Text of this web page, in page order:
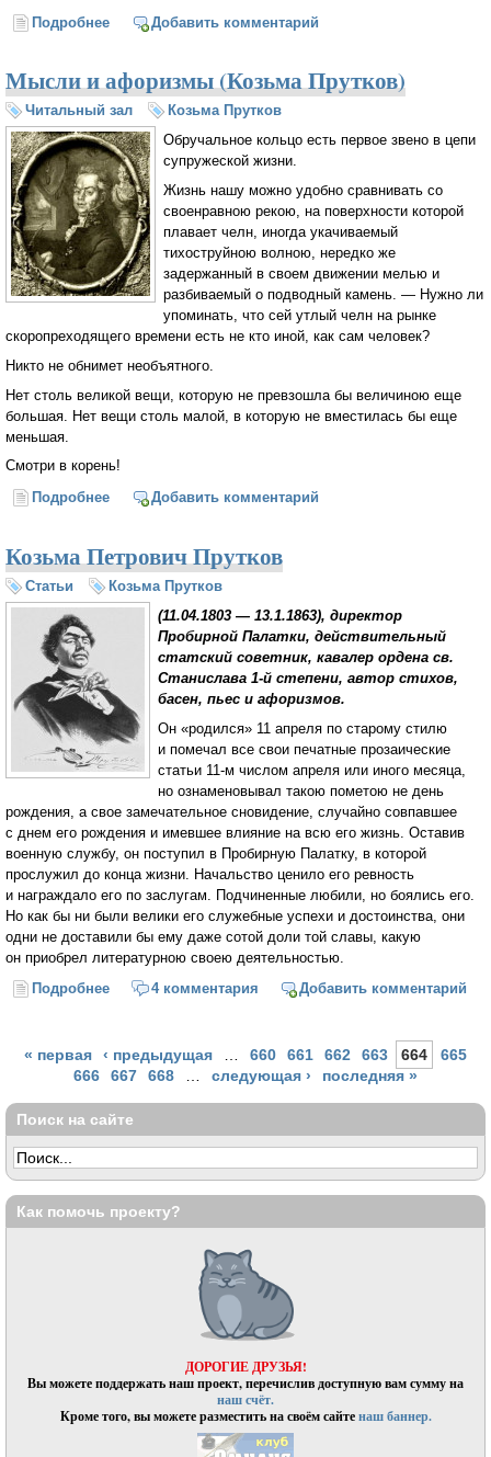
Подробнее о Архимандрит Иоанн (Крестьянкин) как лекарь от
Добавить комментарий
Мысли и афоризмы (Козьма Прутков)
Читальный зал
Козьма Прутков
Обручальное кольцо есть первое звено в цепи
супружеской жизни.
Жизнь нашу можно удобно сравнивать со
своенравною рекою, на поверхности которой
плавает челн, иногда укачиваемый
тихоструйною волною, нередко же
задержанный в своем движении мелью и
разбиваемый о подводный камень. — Нужно ли
упоминать, что сей утлый челн на рынке
скоропреходящего времени есть не кто иной, как сам человек?
Никто не обнимет необъятного.
Нет столь великой вещи, которую не превзошла бы величиною еще
большая. Нет вещи столь малой, в которую не вместилась бы еще
меньшая.
Смотри в корень!
Подробнее о Мысли и афоризмы (Козьма Прутков)
Добавить комментарий
Козьма Петрович Прутков
Статьи
Козьма Прутков
(11.04.1803 — 13.1.1863), директор
Пробирной Палатки, действительный
статский советник, кавалер ордена св.
Станислава 1-й степени, автор стихов,
басен, пьес и афоризмов.
Он «родился» 11 апреля по старому стилю
и помечал все свои печатные прозаические
статьи 11-м числом апреля или иного месяца,
но ознаменовывал такою пометою не день
рождения, а свое замечательное сновидение, случайно совпавшее
с днем его рождения и имевшее влияние на всю его жизнь. Оставив
военную службу, он поступил в Пробирную Палатку, в которой
прослужил до конца жизни. Начальство ценило его ревность
и награждало его по заслугам. Подчиненные любили, но боялись его.
Но как бы ни были велики его служебные успехи и достоинства, они
одни не доставили бы ему даже сотой доли той славы, какую
он приобрел литературною своею деятельностью.
Подробнее о Козьма Петрович Прутков
4 комментария Добавить комментарий
Страницы
« первая ‹ предыдущая … 660 661 662 663 664
665
666
667 668 … следующая › последняя »
Поиск на сайте
Как помочь проекту?
ДОРОГИЕ ДРУЗЬЯ!
Вы можете поддержать наш проект, перечислив доступную вам сумму на
наш счёт.
Кроме того, вы можете разместить на своём сайтенаш баннер.